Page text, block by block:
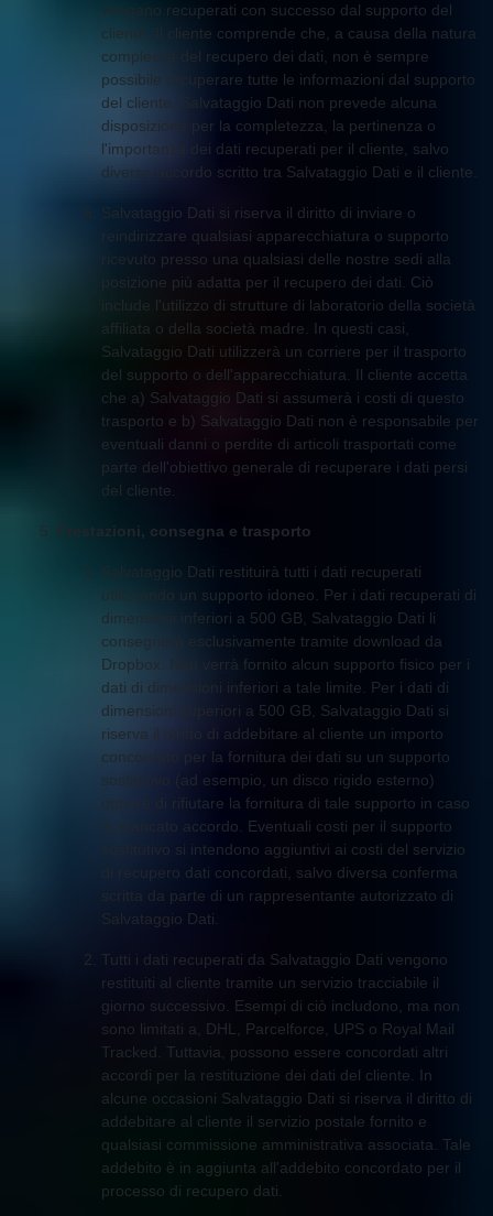
vengano recuperati con successo dal supporto del
cliente. Il cliente comprende che, a causa della natura
complessa del recupero dei dati, non è sempre
possibile recuperare tutte le informazioni dal supporto
del cliente. Salvataggio Dati non prevede alcuna
disposizione per la completezza, la pertinenza o
l'importanza dei dati recuperati per il cliente, salvo
diverso accordo scritto tra Salvataggio Dati e il cliente.
Salvataggio Dati si riserva il diritto di inviare o
reindirizzare qualsiasi apparecchiatura o supporto
ricevuto presso una qualsiasi delle nostre sedi alla
posizione più adatta per il recupero dei dati. Ciò
include l'utilizzo di strutture di laboratorio della società
affiliata o della società madre. In questi casi,
Salvataggio Dati utilizzerà un corriere per il trasporto
del supporto o dell'apparecchiatura. Il cliente accetta
che a) Salvataggio Dati si assumerà i costi di questo
trasporto e b) Salvataggio Dati non è responsabile per
eventuali danni o perdite di articoli trasportati come
parte dell'obiettivo generale di recuperare i dati persi
del cliente.
Prestazioni, consegna e trasporto
Salvataggio Dati restituirà tutti i dati recuperati
utilizzando un supporto idoneo. Per i dati recuperati di
dimensioni inferiori a 500 GB, Salvataggio Dati li
consegnerà esclusivamente tramite download da
Dropbox. Non verrà fornito alcun supporto fisico per i
dati di dimensioni inferiori a tale limite. Per i dati di
dimensioni superiori a 500 GB, Salvataggio Dati si
riserva il diritto di addebitare al cliente un importo
concordato per la fornitura dei dati su un supporto
sostitutivo (ad esempio, un disco rigido esterno)
oppure di rifiutare la fornitura di tale supporto in caso
di mancato accordo. Eventuali costi per il supporto
sostitutivo si intendono aggiuntivi ai costi del servizio
di recupero dati concordati, salvo diversa conferma
scritta da parte di un rappresentante autorizzato di
Salvataggio Dati.
Tutti i dati recuperati da Salvataggio Dati vengono
restituiti al cliente tramite un servizio tracciabile il
giorno successivo. Esempi di ciò includono, ma non
sono limitati a, DHL, Parcelforce, UPS o Royal Mail
Tracked. Tuttavia, possono essere concordati altri
accordi per la restituzione dei dati del cliente. In
alcune occasioni Salvataggio Dati si riserva il diritto di
addebitare al cliente il servizio postale fornito e
qualsiasi commissione amministrativa associata. Tale
addebito è in aggiunta all'addebito concordato per il
processo di recupero dati.